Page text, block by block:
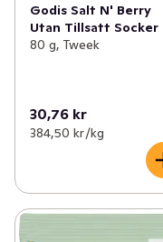
Godis Salt N' Berry
Utan Tillsatt Socker
80 g, Tweek
30,76 kr
384,50 kr /kg